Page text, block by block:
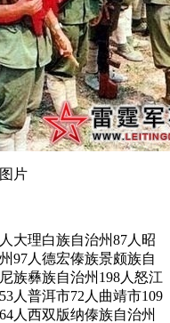
片
理白族自治州87人昭
97人德宏傣族景颇族自
族彝族自治州198人怒江
人普洱市72人曲靖市109
人西双版纳傣族自治州